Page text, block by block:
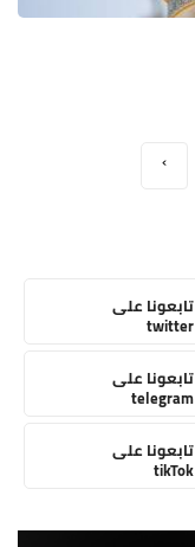
›
تابعونا على
twitter
تابعونا على
telegram
تابعونا على
tikTok